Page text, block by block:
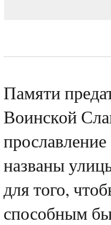
Памяти
Воинской
названы
для того,
способным